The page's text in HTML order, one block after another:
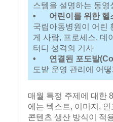
스템을 설명하는 동영
•
어린이를 위한
국립아동병원이 어린
게 사람, 프로세스, 데
터디 성격의 기사
•
연결된 포도밭
도밭 운영 관리에 어
매월 특정 주제에 대한
에는 텍스트, 이미지,
콘텐츠 생산 방식이 적